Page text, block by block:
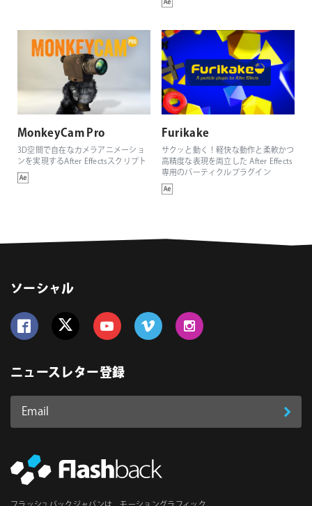
MonkeyCam Pro
3D空間で自在なカメラアニメーショ
ンを実現するAfter Effectsスクリプト
Furikake
サクッと動く！軽快な動作と柔軟かつ
高精度な表現を両立した After Effects
専用のパーティクルプラグイン
ソーシャル
ニュースレター登録
Email
ス
登